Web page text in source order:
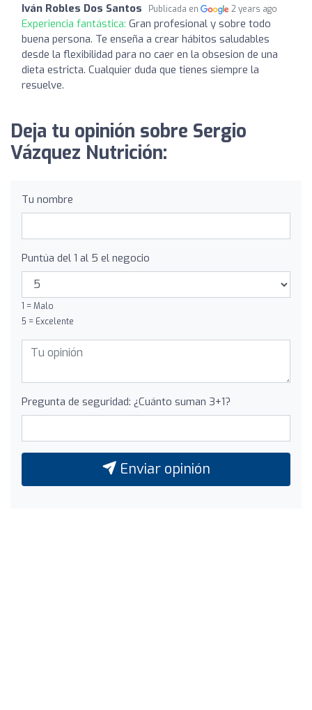
Iván Robles Dos Santos Publicada en 2 years ago
Experiencia fantástica: Gran profesional y sobre todo
buena persona. Te enseña a crear hábitos saludables
desde la flexibilidad para no caer en la obsesion de una
dieta estricta. Cualquier duda que tienes siempre la
resuelve.
Deja tu opinión sobre Sergio
Vázquez Nutrición:
Tu nombre
Puntúa del 1 al 5 el negocio
1 = Malo
5 = Excelente
Pregunta de seguridad: ¿Cuánto suman 3+1?
Enviar opinión